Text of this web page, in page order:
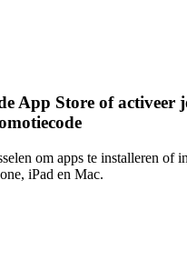
App Store of activeer
om apps te installeren of
iPad en Mac.